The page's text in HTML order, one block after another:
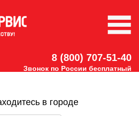
8 (800) 707-51-40
Звонок по России бесплатный
в городе